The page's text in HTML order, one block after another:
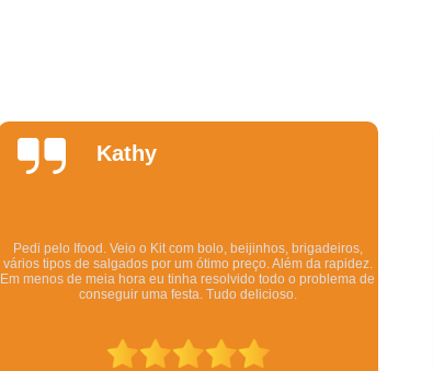
Salgados Assados para Festa
Salgados de Forno para Festa Infantil
Salgados Finos para Festa Infantil
Salgados para Festa de Aniversário
Revenda de Salgados para
Quintela
Os salgadinhos são maravilhosos. Dizem pra esquentar no
forno mas eu esquento no microondas pra ser rápido e mesmo
assim ficam deliciosos. Todo mundo q comeu gostou.